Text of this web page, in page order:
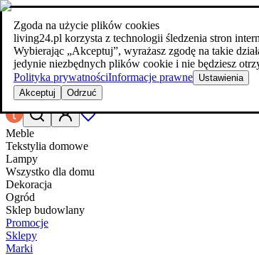
Zgoda na użycie plików cookies
living24.pl korzysta z technologii śledzenia stron
Wybierając „Akceptuj”, wyrażasz zgodę na takie
jedynie niezbędnych plików cookie i nie będziesz
Polityka prywatnościInformacje prawne Ustawienia
Akceptuj
Odrzuć
Szukaj
meble w najlepszej ceniemeble w najlepszej cenie
Meble
Tekstylia domowe
Lampy
Wszystko dla domu
Dekoracja
Ogród
Sklep budowlany
Promocje
Sklepy
Marki